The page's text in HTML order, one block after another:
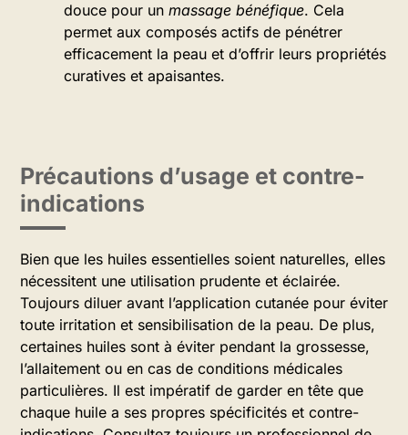
douce pour un massage bénéfique. Cela
permet aux composés actifs de pénétrer
efficacement la peau et d’offrir leurs propriétés
curatives et apaisantes.
Précautions d’usage et contre-
indications
Bien que les huiles essentielles soient naturelles, elles
nécessitent une utilisation prudente et éclairée.
Toujours diluer avant l’application cutanée pour éviter
toute irritation et sensibilisation de la peau. De plus,
certaines huiles sont à éviter pendant la grossesse,
l’allaitement ou en cas de conditions médicales
particulières. Il est impératif de garder en tête que
chaque huile a ses propres spécificités et contre-